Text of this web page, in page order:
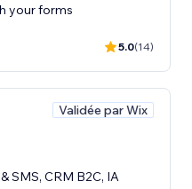
your forms
5.0(14)
Validée par Wix
SMS, CRM B2C, IA